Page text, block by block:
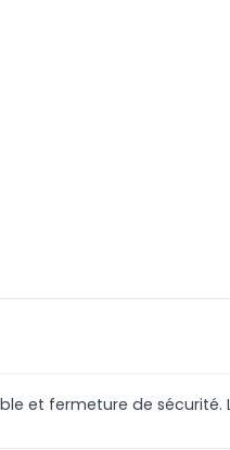
et fermeture de sécurité.